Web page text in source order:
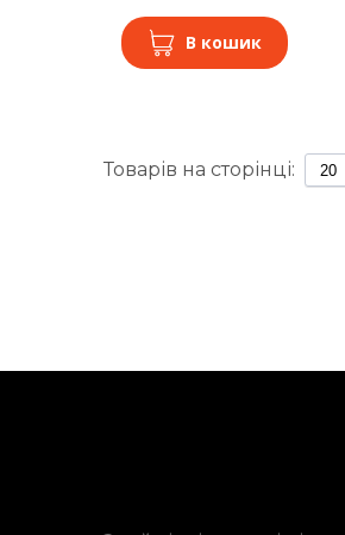
В кошик
Товарів на сторінці: